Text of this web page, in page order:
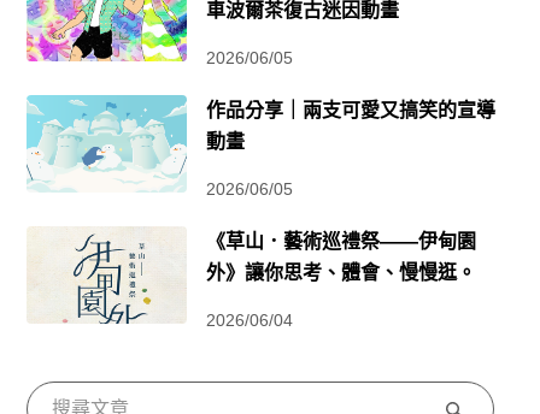
車波爾茶復古迷因動畫
2026/06/05
作品分享｜兩支可愛又搞笑的宣導
動畫
2026/06/05
《草山．藝術巡禮祭——伊甸園
外》讓你思考、體會、慢慢逛。
2026/06/04